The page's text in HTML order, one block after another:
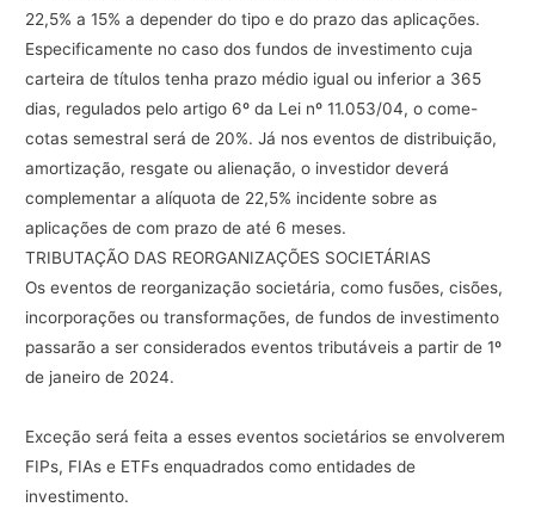
22,5% a 15% a depender do tipo e do prazo das aplicações.
Especificamente no caso dos fundos de investimento cuja
carteira de títulos tenha prazo médio igual ou inferior a 365
dias, regulados pelo artigo 6º da Lei nº 11.053/04, o come-
cotas semestral será de 20%. Já nos eventos de distribuição,
amortização, resgate ou alienação, o investidor deverá
complementar a alíquota de 22,5% incidente sobre as
aplicações de com prazo de até 6 meses.
TRIBUTAÇÃO DAS REORGANIZAÇÕES SOCIETÁRIAS
Os eventos de reorganização societária, como fusões, cisões,
incorporações ou transformações, de fundos de investimento
passarão a ser considerados eventos tributáveis a partir de 1º
de janeiro de 2024.
Exceção será feita a esses eventos societários se envolverem
FIPs, FIAs e ETFs enquadrados como entidades de
investimento.